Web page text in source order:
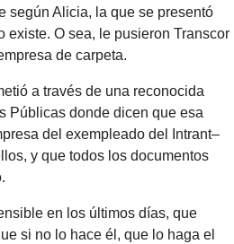
según Alicia, la que se presentó
existe. O sea, le pusieron Transcor
de carpeta.
a través de una reconocida
Públicas donde dicen que esa
del exempleado del Intrant–
y que todos los documentos
en los últimos días, que
si no lo hace él, que lo haga el